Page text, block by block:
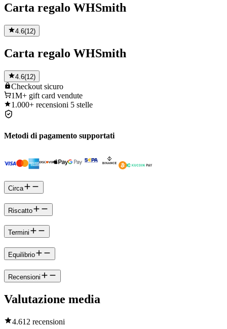
Carta regalo WHSmith
4.6(12)
Carta regalo WHSmith
4.6(12)
Checkout sicuro
1M+ gift card vendute
1.000+ recensioni 5 stelle
Metodi di pagamento supportati
Circa
Riscatto
Termini
Equilibrio
Recensioni
Valutazione media
4.612 recensioni